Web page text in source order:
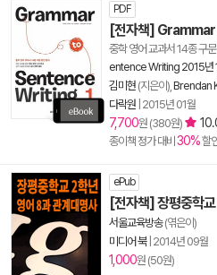
PDF
[전자책]
중학 영어 교과서 14종 구
entence Writing 2015년
김미현 (지은이), Brendan
다락원 2015년 01월
7,700원 (380원)
종이책 정가 대비 30%할
ePub
[전자책] 장평중학
서울교육방송(엮은이)
미디어 북| 2014년 09월
1,000원 (50원)